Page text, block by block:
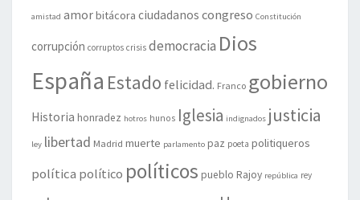
amistad amorbitácora ciudadanos congreso Constitución
corrupción corruptos crisis democracia Dios
España Estado felicidad. Franco gobierno
Historia honradez hotros hunos Iglesia indignados justicia
ley libertad Madrid muerte parlamento paz poeta politiqueros
política político políticos pueblo Rajoy república rey